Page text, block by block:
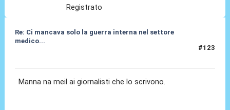
Registrato
Re: Ci mancava solo la guerra interna nel settore
medico...
#123
Manna na meil ai giornalisti che lo scrivono.